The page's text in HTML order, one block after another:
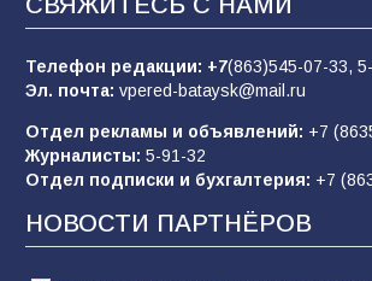
пропагандистский вброс
«Слухами Москву не возьмёшь»:
заявления Киева о мобилизации
отчаяние, а не разведка
81 02.08.2026
Телефон редакции: +7(863)545-07-33,
Эл. почта: vpered-bataysk@mail.ru
Отдел рекламы и объявлений: +7
Журналисты: 5-91-32
Отдел подписки и бухгалтерия: +7
НОВОСТИ ПАРТНЁРОВ